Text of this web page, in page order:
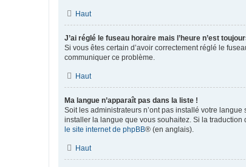
Haut
J’ai réglé le fuseau horaire mais l’heure n’est
Si vous êtes certain d’avoir correctement réglé le
communiquer ce problème.
Haut
Ma langue n’apparaît pas dans la liste !
Soit les administrateurs n’ont pas installé votre
installer la langue que vous souhaitez. Si la traduction
le site internet de phpBB® (en anglais).
Haut